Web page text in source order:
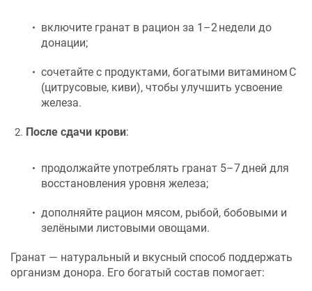
включите гранат в рацион за 1–2 недели до
донации;
сочетайте с продуктами, богатыми витамином C
(цитрусовые, киви), чтобы улучшить усвоение
железа.
После сдачи крови:
продолжайте употреблять гранат 5–7 дней для
восстановления уровня железа;
дополняйте рацион мясом, рыбой, бобовыми и
зелёными листовыми овощами.
Гранат — натуральный и вкусный способ поддержать
организм донора. Его богатый состав помогает: